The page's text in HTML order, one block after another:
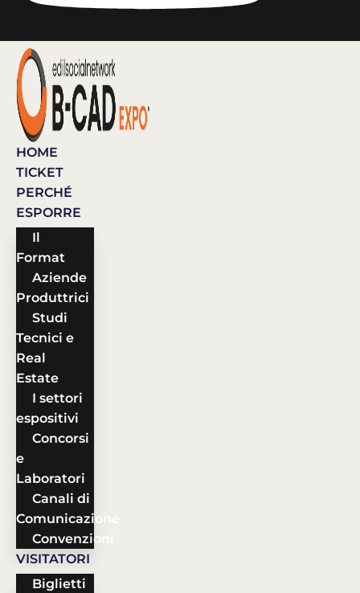
HOME
TICKET
PERCHÉ
ESPORRE
Il
Format
Aziende
Produttrici
Studi
Tecnici e
Real
Estate
I settori
espositivi
Concorsi
e
Laboratori
Canali di
Comunicazione
Convenzioni
VISITATORI
Biglietti